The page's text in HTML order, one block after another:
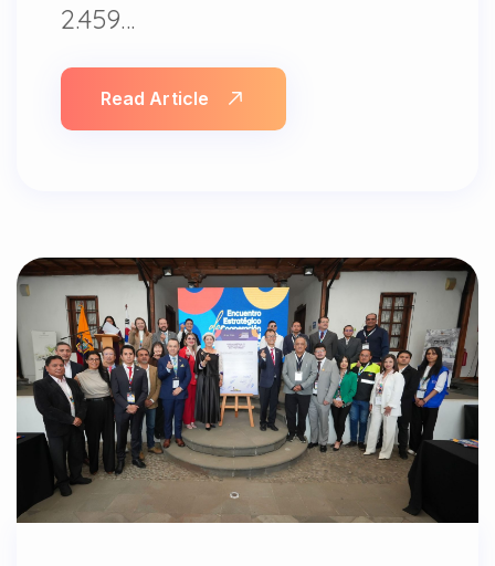
2.459…
Read Article